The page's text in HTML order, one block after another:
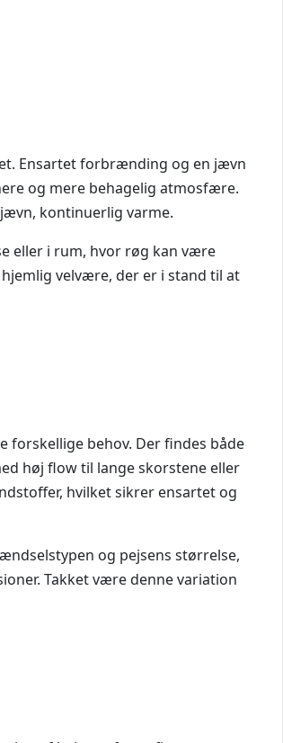
Ensartet forbrænding og en jævn
og mere behagelig atmosfære.
kontinuerlig varme.
eller i rum, hvor røg kan være
velvære, der er i stand til at
forskellige behov. Der findes både
høj flow til lange skorstene eller
hvilket sikrer ensartet og
og pejsens størrelse,
Takket være denne variation